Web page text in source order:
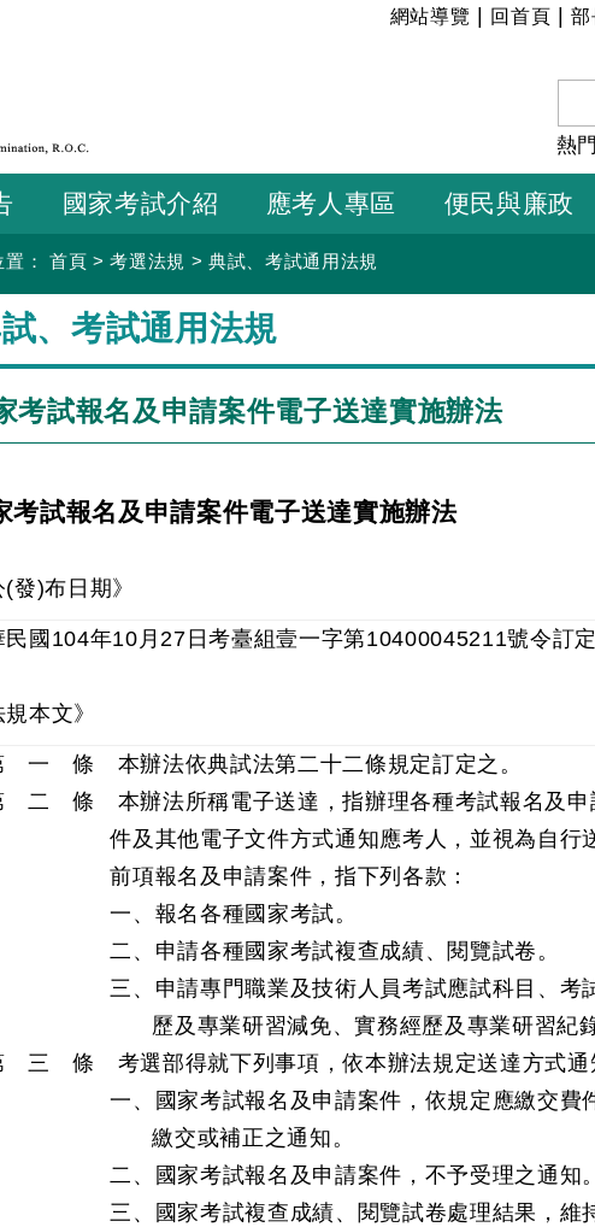
:::
網站導覽 回首頁 |部
熱
國家考試介紹 應考人專區 便民與廉政
置： 首頁 >考選法規 >典試、考試通用法規
、考試通用法規
考試報名及申請案件電子送達實施辦法
考試報名及申請案件電子送達實施辦法
(發)布日期》
民國104年10月27日考臺組壹一字第10400045211號令訂
規本文》
一 條 本辦法依典試法第二十二條規定訂定之。
二 條 本辦法所稱電子送達，指辦理各種考試報名及申
件及其他電子文件方式通知應考人，並視為自行
前項報名及申請案件，指下列各款：
一、報名各種國家考試。
二、申請各種國家考試複查成績、閱覽試卷。
三、申請專門職業及技術人員考試應試科目、
歷及專業研習減免、實務經歷及專業研習紀
三 條 考選部得就下列事項，依本辦法規定送達方式通
一、國家考試報名及申請案件，依規定應繳交
繳交或補正之通知。
二、國家考試報名及申請案件，不予受理之通知。
三、國家考試複查成績、閱覽試卷處理結果，維